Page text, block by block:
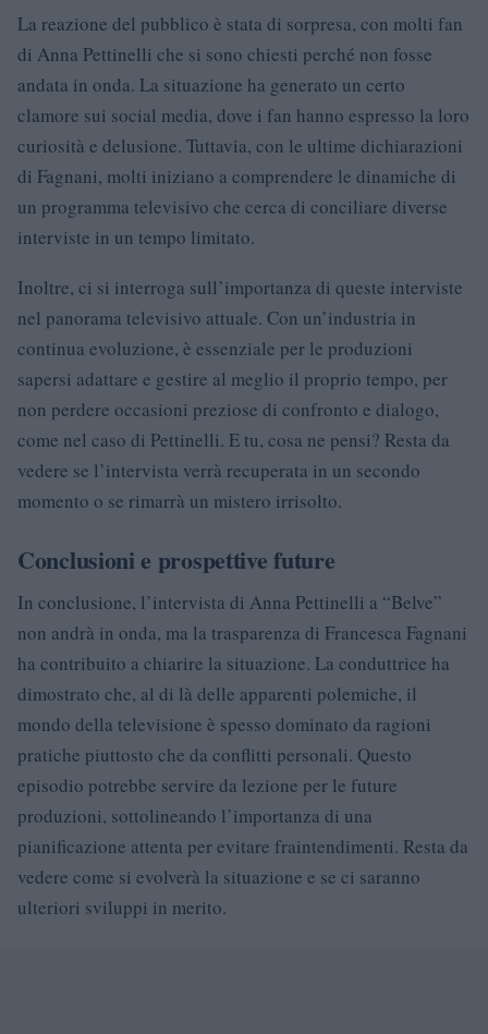
La reazione del pubblico è stata di sorpresa, con molti fan
di Anna Pettinelli che si sono chiesti perché non fosse
andata in onda. La situazione ha generato un certo
clamore sui social media, dove i fan hanno espresso la loro
curiosità e delusione. Tuttavia, con le ultime dichiarazioni
di Fagnani, molti iniziano a comprendere le dinamiche di
un programma televisivo che cerca di conciliare diverse
interviste in un tempo limitato.
Inoltre, ci si interroga sull’importanza di queste interviste
nel panorama televisivo attuale. Con un’industria in
continua evoluzione, è essenziale per le produzioni
sapersi adattare e gestire al meglio il proprio tempo, per
non perdere occasioni preziose di confronto e dialogo,
come nel caso di Pettinelli. E tu, cosa ne pensi? Resta da
vedere se l’intervista verrà recuperata in un secondo
momento o se rimarrà un mistero irrisolto.
Conclusioni e prospettive future
In conclusione, l’intervista di Anna Pettinelli a “Belve”
non andrà in onda, ma la trasparenza di Francesca Fagnani
ha contribuito a chiarire la situazione. La conduttrice ha
dimostrato che, al di là delle apparenti polemiche, il
mondo della televisione è spesso dominato da ragioni
pratiche piuttosto che da conflitti personali. Questo
episodio potrebbe servire da lezione per le future
produzioni, sottolineando l’importanza di una
pianificazione attenta per evitare fraintendimenti. Resta da
vedere come si evolverà la situazione e se ci saranno
ulteriori sviluppi in merito.